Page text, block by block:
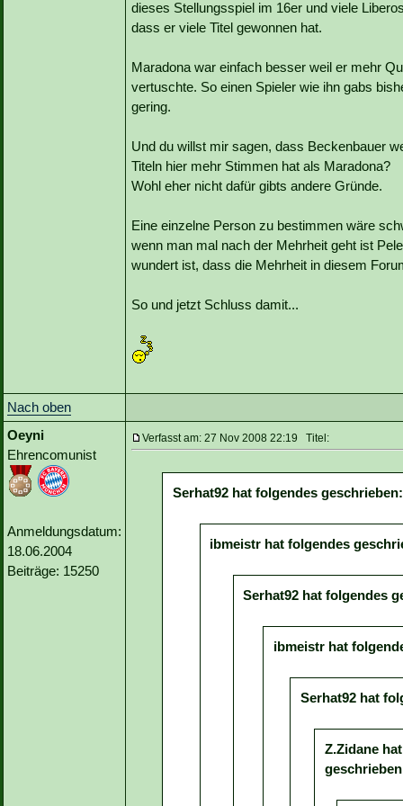
dieses Stellungsspiel im 16er und viele
dass er viele Titel gewonnen hat.
Maradona war einfach besser weil er mehr
vertuschte. So einen Spieler wie ihn gabs
gering.
Und du willst mir sagen, dass Beckenbauer
Titeln hier mehr Stimmen hat als Maradona?
Wohl eher nicht dafür gibts andere Gründe.
Eine einzelne Person zu bestimmen wäre
wenn man mal nach der Mehrheit geht ist
wundert ist, dass die Mehrheit in diesem
So und jetzt Schluss damit...
Nach oben
Oeyni
Ehrencomunist
Anmeldungsdatum:
18.06.2004
Beiträge: 15250
Verfasst am: 27 Nov 2008 22:19 Titel:
Serhat92 hat folgendes geschrieben:
ibmeistr hat folgendes
Serhat92 hat folgendes
ibmeistr hat
Serhat92 hat
Z.Zidane